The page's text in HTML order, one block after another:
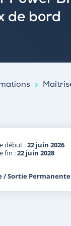
de bord
début :22 juin 2026
fin :22 juin 2028
/ Sortie Permanente